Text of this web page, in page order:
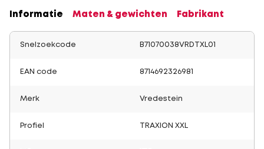
Informatie Maten & gewichten Fabrikant
Snelzoekcode B71070038VRDTXL01
EAN code 8714692326981
Merk Vredestein
Profiel TRAXION XXL